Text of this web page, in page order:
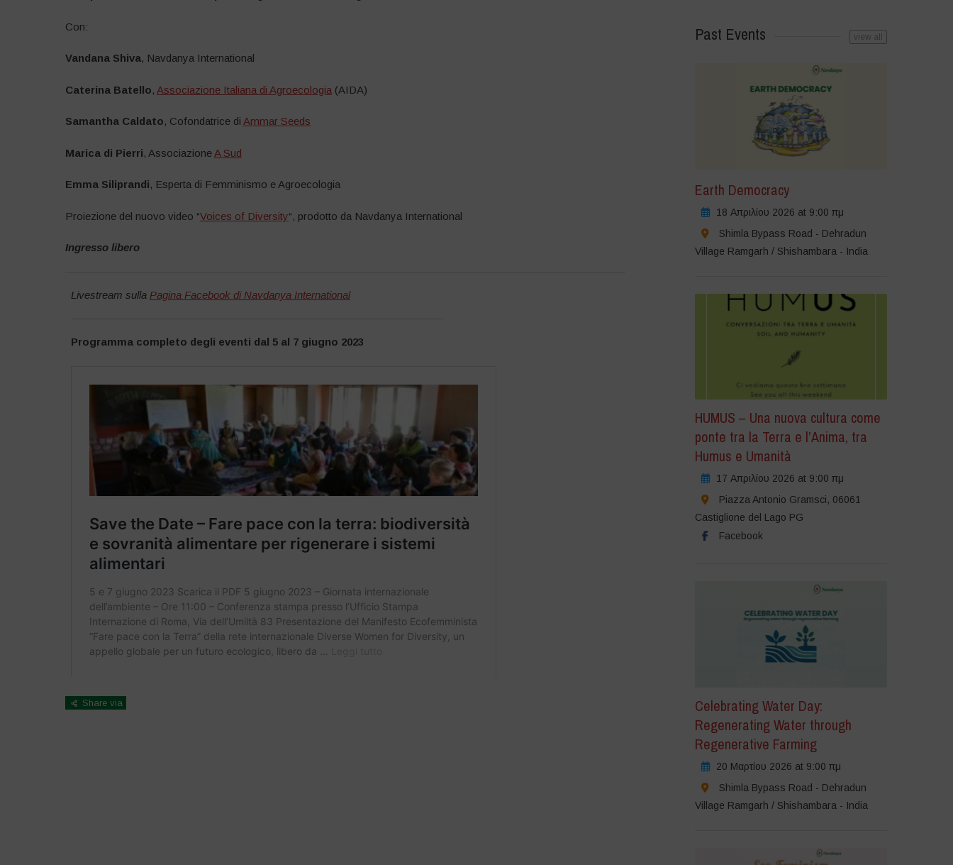
Con:
Vandana Shiva, Navdanya International
Caterina Batello, Associazione Italiana di Agroecologia (AIDA)
Samantha Caldato, Cofondatrice di Ammar Seeds
Marica di Pierri, Associazione A Sud
Emma Siliprandi, Esperta di Femminismo e Agroecologia
Proiezione del nuovo video “Voices of Diversity“, prodotto da Navdanya International
Ingresso libero
Livestream sulla Pagina Facebook di Navdanya International
Programma completo degli eventi dal 5 al 7 giugno 2023
Share via
Past Events view all
Earth Democracy
18 Απριλίου 2026 at 9:00 πμ
Shimla Bypass Road - Dehradun
Village Ramgarh / Shishambara - India
HUMUS – Una nuova cultura come
ponte tra la Terra e l’Anima, tra
Humus e Umanità
17 Απριλίου 2026 at 9:00 πμ
Piazza Antonio Gramsci, 06061
Castiglione del Lago PG
Facebook
Celebrating Water Day:
Regenerating Water through
Regenerative Farming
20 Μαρτίου 2026 at 9:00 πμ
Shimla Bypass Road - Dehradun
Village Ramgarh / Shishambara - India